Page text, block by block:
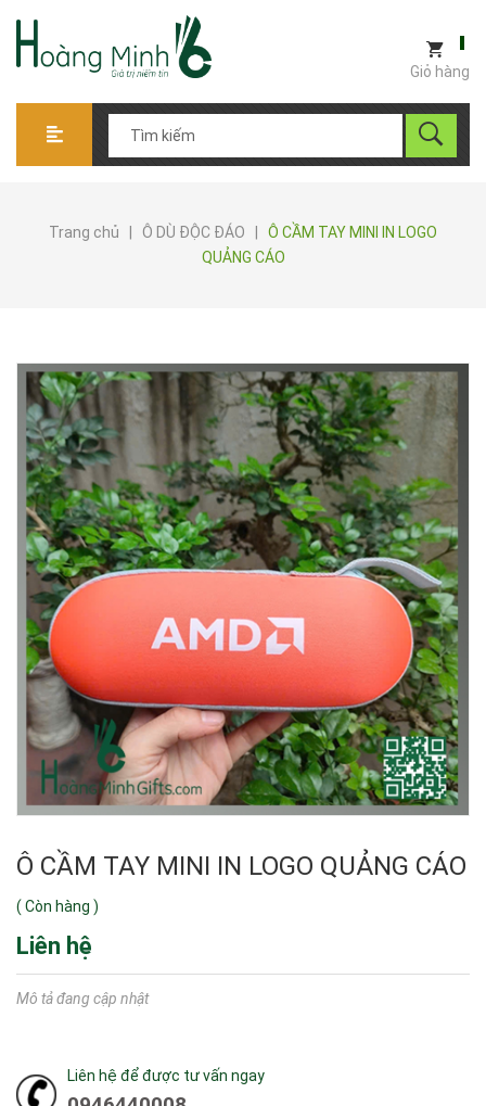
Giỏ hàng
Trang chủ Ô DÙ ĐỘC ĐÁO
Ô CẦM TAY MINI IN LOGO
QUẢNG CÁO
Ô CẦM TAY MINI IN LOGO QUẢNG CÁO
( Còn hàng )
Liên hệ
Mô tả đang cập nhật
Liên hệ để được tư vấn ngay